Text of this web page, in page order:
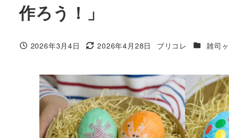
作ろう！」
投稿日
2026年3月4日
更新日
2026年4月28日
著
ブリコレ カテゴリ
雑司